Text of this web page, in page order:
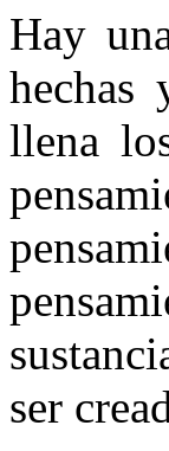
Hay
hechas
llena
ser